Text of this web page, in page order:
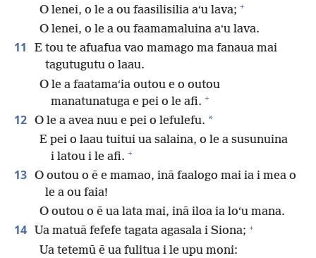
O lenei, o le a ou faasilisilia aʻu lava; +
O lenei, o le a ou faamamaluina aʻu lava.
11
E tou te afuafua vao mamago ma fanaua mai
tagutugutu o laau.
O le a faatamaʻia outou e o outou
manatunatuga e pei o le afi. +
12 O le a avea nuu e pei o lefulefu. *
E pei o laau tuitui ua salaina, o le a susunuina
i latou i le afi. +
13 O outou o ē e mamao, inā faalogo mai ia i mea o
le a ou faia!
O outou o ē ua lata mai, inā iloa ia loʻu mana.
14 Ua matuā fefefe tagata agasala i Siona; +
Ua tetemū ē ua fulitua i le upu moni: